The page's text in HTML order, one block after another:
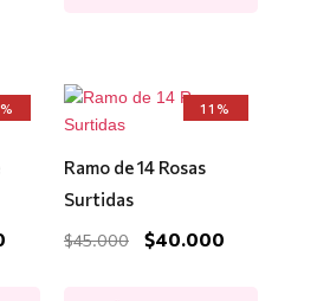
El
precio
$50.000.
11%
Ramo de 14 Rosas
Surtidas
$45.000
El
precio
era:
$40.000
El
precio